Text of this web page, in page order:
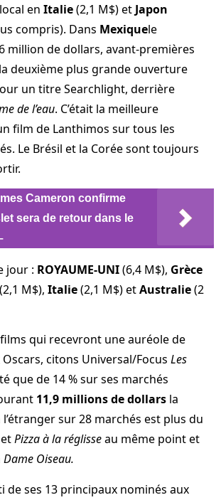
en Italie(2,1 M$) et Japon
compris). Dans Mexiquele
million de dollars, avant-premières
deuxième plus grande ouverture
un titre Searchlight, derrière
de l’eau. C’était la meilleure
film de Lanthimos sur tous les
Le Brésil et la Corée sont toujours
Cameron confirme
sera de retour dans le
jour : ROYAUME-UNI(6,4 M$), Grèce
(2,1 M$), Italie(2,1 M$) etAustralie(2
qui recevront une auréole de
citons Universal/Focus Les
que de 14 % sur ses marchés
11,9 millions de dollars la
sur 28 marchés est plus du
etPizza à la réglisseau même point et
Dame Oiseau.
de ses 13 principaux nominés aux